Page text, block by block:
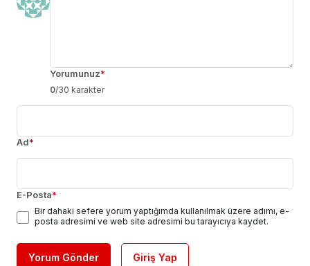
Yorumunuz*
0/30 karakter
Ad*
E-Posta*
Bir dahaki sefere yorum yaptığımda kullanılmak üzere adımı, e-
posta adresimi ve web site adresimi bu tarayıcıya kaydet.
Yorum Gönder Giriş Yap